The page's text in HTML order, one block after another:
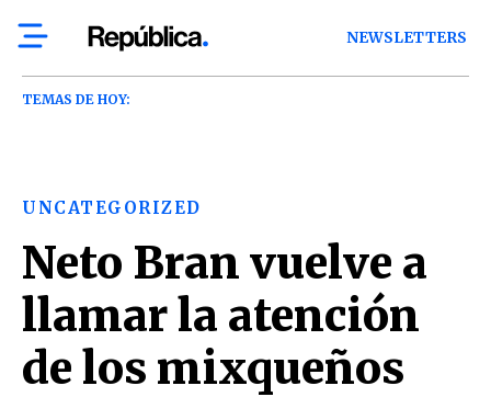
NEWSLETTERS
TEMAS DE HOY:
UNCATEGORIZED
Neto Bran vuelve a
llamar la atención
de los mixqueños